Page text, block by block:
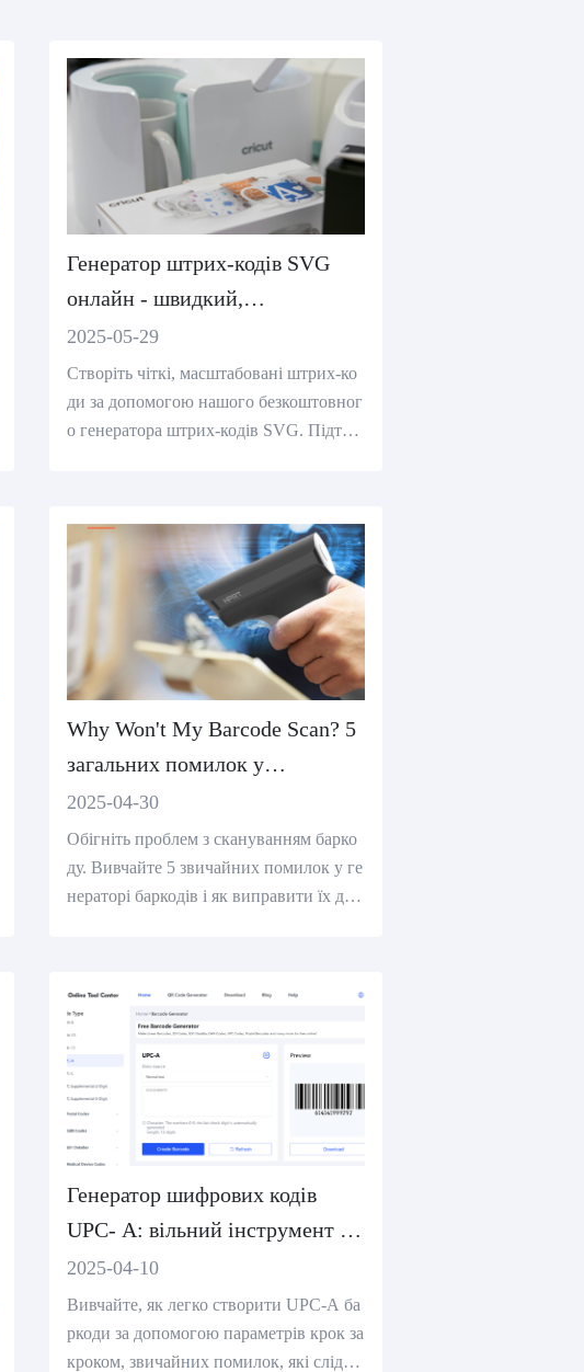
Генератор штрих-кодів SVG
онлайн - швидкий,
безкоштовний, масштабований
2025-05-29
Створіть чіткі, масштабовані штрих-ко
ди за допомогою нашого безкоштовног
о генератора штрих-кодів SVG. Підтри
Why Won't My Barcode Scan? 5
загальних помилок у
генераторі баркодів, щоб
уникнути
2025-04-30
Обігніть проблем з скануванням барко
ду. Вивчайте 5 звичайних помилок у ге
нераторі баркодів і як виправити їх для
Генератор шифрових кодів
UPC- A: вільний інструмент і
підручник налаштування
2025-04-10
Вивчайте, як легко створити UPC-A ба
ркоди за допомогою параметрів крок за
кроком, звичайних помилок, які слід у